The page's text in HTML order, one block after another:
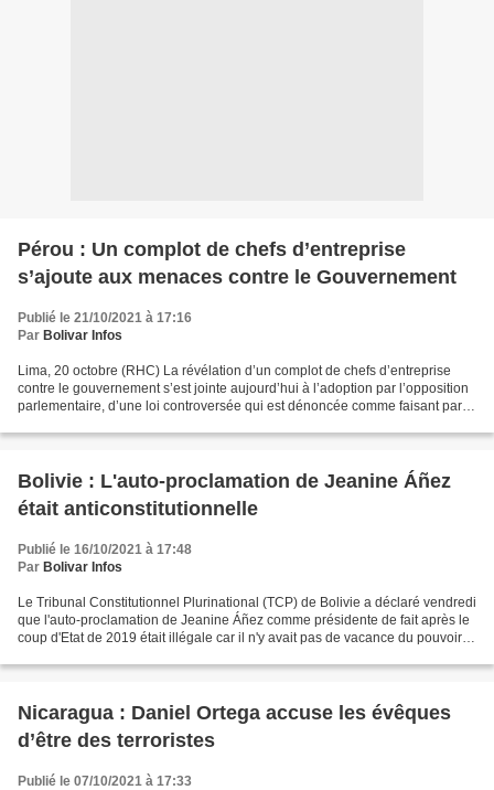
Pérou : Un complot de chefs d’entreprise
s’ajoute aux menaces contre le Gouvernement
Publié le 21/10/2021 à 17:16
Par Bolivar Infos
Lima, 20 octobre (RHC) La révélation d’un complot de chefs d’entreprise
contre le gouvernement s’est jointe aujourd’hui à l’adoption par l’opposition
parlementaire, d’une loi controversée qui est dénoncée comme faisant partie
Bolivie : L'auto-proclamation de Jeanine Áñez
était anticonstitutionnelle
Publié le 16/10/2021 à 17:48
Par Bolivar Infos
Le Tribunal Constitutionnel Plurinational (TCP) de Bolivie a déclaré vendredi
que l'auto-proclamation de Jeanine Áñez comme présidente de fait après le
coup d'Etat de 2019 était illégale car il n'y avait pas de vacance du pouvoir.
Nicaragua : Daniel Ortega accuse les évêques
d’être des terroristes
Publié le 07/10/2021 à 17:33